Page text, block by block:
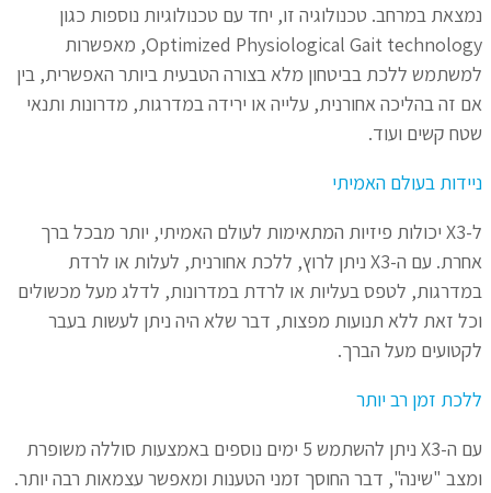
נמצאת במרחב. טכנולוגיה זו, יחד עם טכנולוגיות נוספות כגון
Optimized Physiological Gait technology, מאפשרות
למשתמש ללכת בביטחון מלא בצורה הטבעית ביותר האפשרית, בין
אם זה בהליכה אחורנית, עלייה או ירידה במדרגות, מדרונות ותנאי
שטח קשים ועוד.
ניידות בעולם האמיתי
ל-X3 יכולות פיזיות המתאימות לעולם האמיתי, יותר מבכל ברך
אחרת. עם ה-X3 ניתן לרוץ, ללכת אחורנית, לעלות או לרדת
במדרגות, לטפס בעליות או לרדת במדרונות, לדלג מעל מכשולים
וכל זאת ללא תנועות מפצות, דבר שלא היה ניתן לעשות בעבר
לקטועים מעל הברך.
ללכת זמן רב יותר
עם ה-X3 ניתן להשתמש 5 ימים נוספים באמצעות סוללה משופרת
ומצב "שינה", דבר החוסך זמני הטענות ומאפשר עצמאות רבה יותר.